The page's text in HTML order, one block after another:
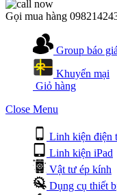
Gọi mua hàng
Group báo giá
Khuyến mại
Giỏ hàng
Close Menu
Linh kiện điện
Linh kiện iPad
Vật tư ép kính
Dụng cụ thiết